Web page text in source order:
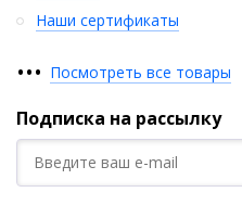
Наши сертификаты
••• Посмотреть все товары
Подписка на рассылку